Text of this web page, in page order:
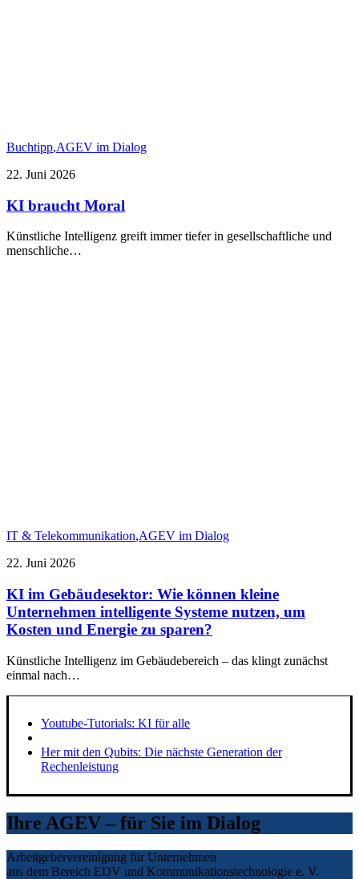
Buchtipp,AGEV im Dialog
22. Juni 2026
KI braucht Moral
Künstliche Intelligenz greift immer tiefer in gesellschaftliche und
menschliche…
IT & Telekommunikation,AGEV im Dialog
22. Juni 2026
KI im Gebäudesektor: Wie können kleine
Unternehmen intelligente Systeme nutzen, um
Kosten und Energie zu sparen?
Künstliche Intelligenz im Gebäudebereich – das klingt zunächst
einmal nach…
Youtube-Tutorials: KI für alle
Her mit den Qubits: Die nächste Generation der
Rechenleistung
Ihre AGEV – für Sie im Dialog
Arbeitgebervereinigung für Unternehmen
aus dem Bereich EDV und Kommunikationstechnologie e. V.